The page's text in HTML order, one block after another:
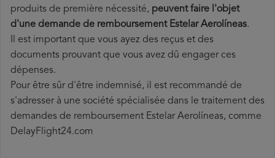
produits de première nécessité, peuvent faire l'objet
d'une demande de remboursement Estelar Aerolíneas.
Il est important que vous ayez des reçus et des
documents prouvant que vous avez dû engager ces
dépenses.
Pour être sûr d'être indemnisé, il est recommandé de
s'adresser à une société spécialisée dans le traitement des
demandes de remboursement Estelar Aerolíneas, comme
DelayFlight24.com